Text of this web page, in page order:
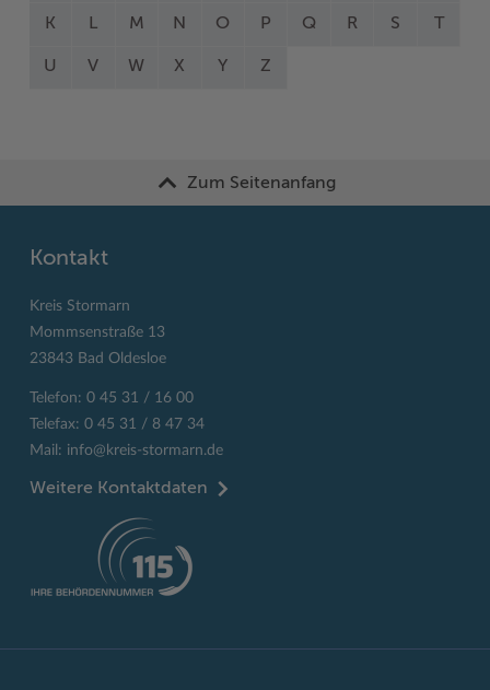
K L M N O P Q R S
U V W X Y Z
Zum Seitenanfang
Kontakt
Kreis Stormarn
Mommsenstraße 13
23843 Bad Oldesloe
Telefon: 0 45 31 / 16 00
Telefax: 0 45 31 / 8 47 34
Mail: info@kreis-stormarn.de
Weitere Kontaktdaten